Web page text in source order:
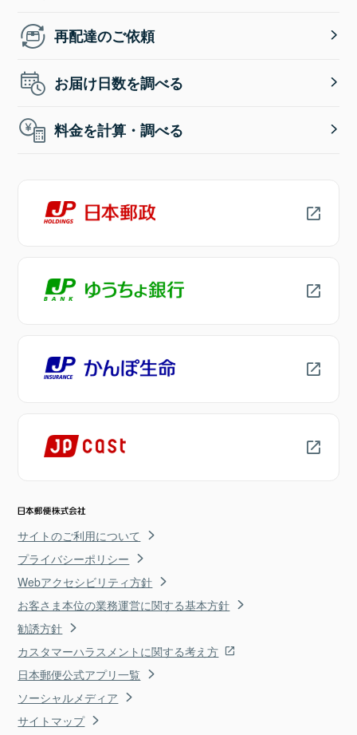
再配達のご依頼
お届け日数を調べる
料金を計算・調べる
サイトのご利用について
プライバシーポリシー
Webアクセシビリティ方針
お客さま本位の業務運営に関する基本方針
勧誘方針
カスタマーハラスメントに関する考え方
日本郵便公式アプリ一覧
ソーシャルメディア
サイトマップ